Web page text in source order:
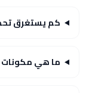
كم يستغرق
ما هي مكونات